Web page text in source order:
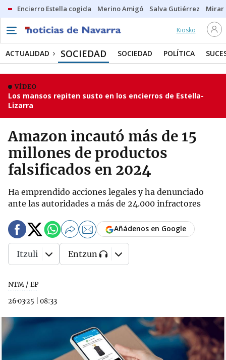
Encierro Estella cogida Merino Amigó Salva Gutiérrez Mirar
Kiosko
ACTUALIDAD SOCIEDAD SOCIEDAD POLÍTICA
VÍDEO
Los mansos repiten susto en los encierros de Estella-
Lizarra
Amazon incautó más de 15
millones de productos
falsificados en 2024
Ha emprendido acciones legales y ha denunciado
ante las autoridades a más de 24.000 infractores
NTM / EP
26·03·25
08:33
Añádenos en Google
Itzuli Entzun